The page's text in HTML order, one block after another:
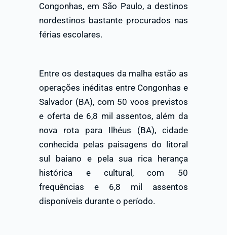
Congonhas, em São Paulo, a destinos
nordestinos bastante procurados nas
férias escolares.
Entre os destaques da malha estão as
operações inéditas entre Congonhas e
Salvador (BA), com 50 voos previstos
e oferta de 6,8 mil assentos, além da
nova rota para Ilhéus (BA), cidade
conhecida pelas paisagens do litoral
sul baiano e pela sua rica herança
histórica e cultural, com 50
frequências e 6,8 mil assentos
disponíveis durante o período.